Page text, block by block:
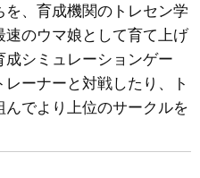
、育成機関のトレセン学
のウマ娘として育て上げ
シミュレーションゲー
ーナーと対戦したり、ト
でより上位のサークルを